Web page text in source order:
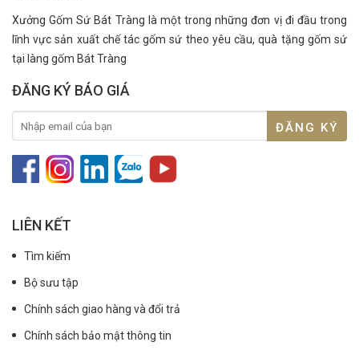
Xưởng Gốm Sứ Bát Tràng là một trong những đơn vị đi đầu trong
lĩnh vực sản xuất chế tác gốm sứ theo yêu cầu, quà tặng gốm sứ
tại làng gốm Bát Tràng
ĐĂNG KÝ BÁO GIÁ
LIÊN KẾT
Tìm kiếm
Bộ sưu tập
Chính sách giao hàng và đổi trả
Chính sách bảo mật thông tin